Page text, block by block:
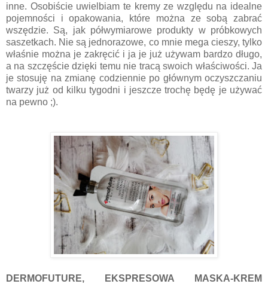
inne. Osobiście uwielbiam te kremy ze względu na idealne
pojemności i opakowania, które można ze sobą zabrać
wszędzie. Są, jak półwymiarowe produkty w próbkowych
saszetkach. Nie są jednorazowe, co mnie mega cieszy, tylko
właśnie można je zakręcić i ja je już używam bardzo długo,
a na szczęście dzięki temu nie tracą swoich właściwości. Ja
je stosuję na zmianę codziennie po głównym oczyszczaniu
twarzy już od kilku tygodni i jeszcze trochę będę je używać
na pewno ;).
DERMOFUTURE, EKSPRESOWA MASKA-KREM